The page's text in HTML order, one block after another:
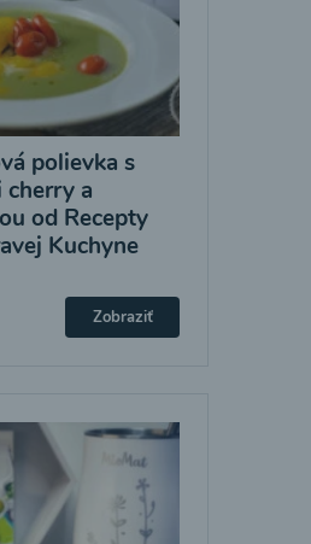
polievka s
cherry a
od Recepty
Kuchyne
Zobraziť